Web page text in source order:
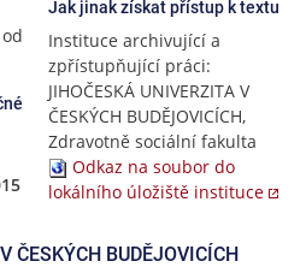
Jak jinak získat přístup k textu
Instituce archivující a
zpřístupňující práci:
JIHOČESKÁ UNIVERZITA V
ČESKÝCH BUDĚJOVICÍCH,
Zdravotně sociální fakulta
Odkaz na soubor do
lokálního úložiště instituce
ČESKÝCH BUDĚJOVICÍCH